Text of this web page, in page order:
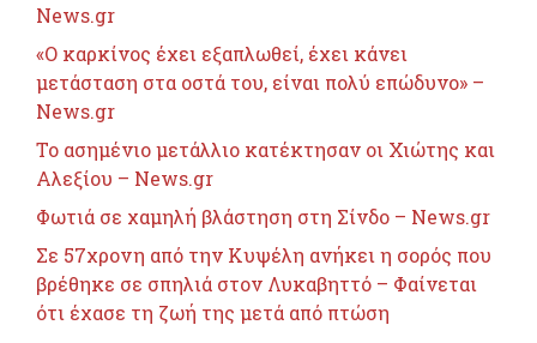
News.gr
«Ο καρκίνος έχει εξαπλωθεί, έχει κάνει
μετάσταση στα οστά του, είναι πολύ επώδυνο» –
News.gr
Το ασημένιο μετάλλιο κατέκτησαν οι Χιώτης και
Αλεξίου – News.gr
Φωτιά σε χαμηλή βλάστηση στη Σίνδο – News.gr
Σε 57χρονη από την Κυψέλη ανήκει η σορός που
βρέθηκε σε σπηλιά στον Λυκαβηττό – Φαίνεται
ότι έχασε τη ζωή της μετά από πτώση